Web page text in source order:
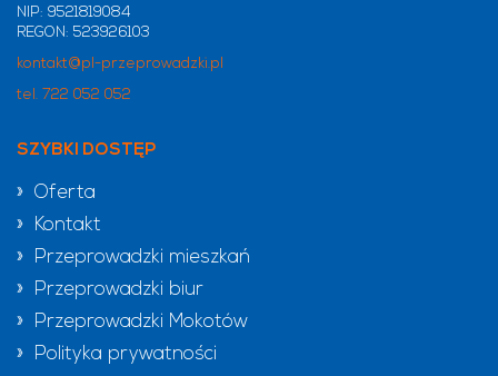
NIP: 9521819084
REGON: 523926103
kontakt@pl-przeprowadzki.pl
tel. 722 052 052
SZYBKI DOSTĘP
» Oferta
» Kontakt
» Przeprowadzki mieszkań
» Przeprowadzki biur
» Przeprowadzki Mokotów
» Polityka prywatności